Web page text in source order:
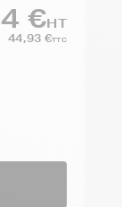
€HT
44,93 €TTC